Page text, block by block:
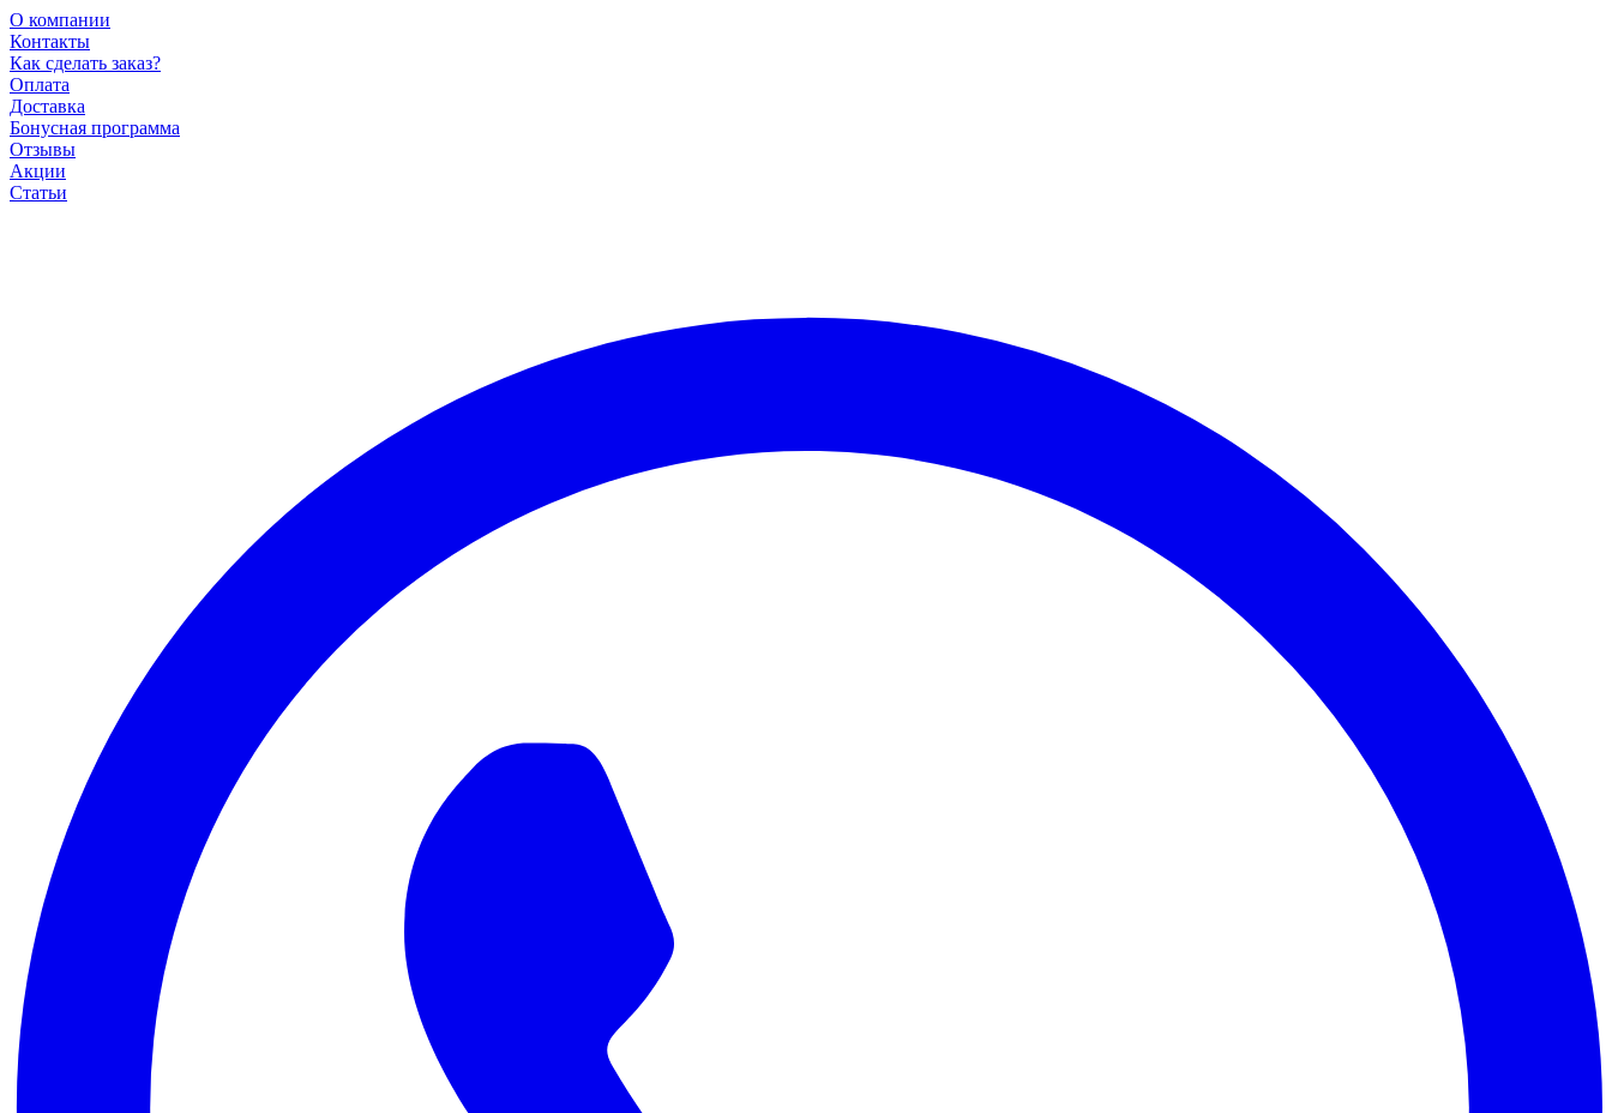
О компании
Контакты
Как сделать заказ?
Оплата
Доставка
Бонусная программа
Отзывы
Акции
Статьи